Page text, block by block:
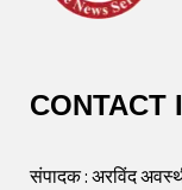
CONTACT
संपादक : अरविंद